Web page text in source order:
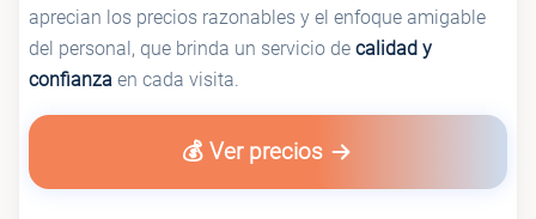
aprecian los precios razonables y el enfoque amigable
del personal, que brinda un servicio de calidad y
confianza en cada visita.
💰 Ver precios